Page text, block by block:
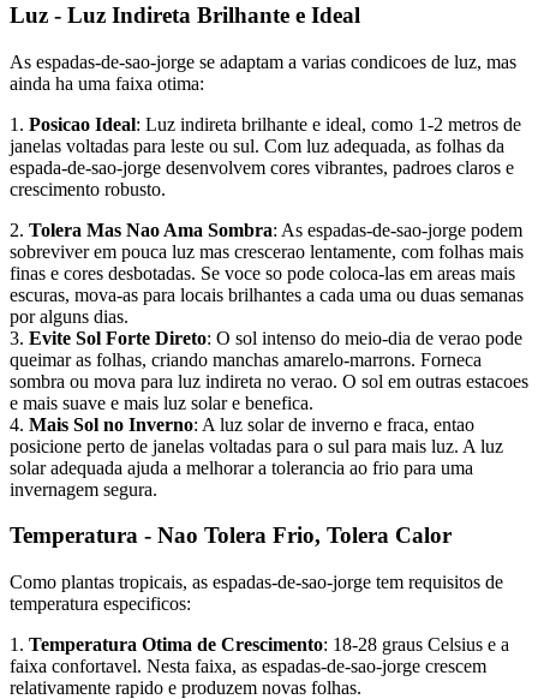
Luz - Luz Indireta Brilhante e Ideal
As espadas-de-sao-jorge se adaptam a varias condicoes de luz, mas
ainda ha uma faixa otima:
1. Posicao Ideal: Luz indireta brilhante e ideal, como 1-2 metros de
janelas voltadas para leste ou sul. Com luz adequada, as folhas da
espada-de-sao-jorge desenvolvem cores vibrantes, padroes claros e
crescimento robusto.
2. Tolera Mas Nao Ama Sombra: As espadas-de-sao-jorge podem
sobreviver em pouca luz mas crescerao lentamente, com folhas mais
finas e cores desbotadas. Se voce so pode coloca-las em areas mais
escuras, mova-as para locais brilhantes a cada uma ou duas semanas
por alguns dias.
3. Evite Sol Forte Direto: O sol intenso do meio-dia de verao pode
queimar as folhas, criando manchas amarelo-marrons. Forneca
sombra ou mova para luz indireta no verao. O sol em outras estacoes
e mais suave e mais luz solar e benefica.
4. Mais Sol no Inverno: A luz solar de inverno e fraca, entao
posicione perto de janelas voltadas para o sul para mais luz. A luz
solar adequada ajuda a melhorar a tolerancia ao frio para uma
invernagem segura.
Temperatura - Nao Tolera Frio, Tolera Calor
Como plantas tropicais, as espadas-de-sao-jorge tem requisitos de
temperatura especificos:
1. Temperatura Otima de Crescimento: 18-28 graus Celsius e a
faixa confortavel. Nesta faixa, as espadas-de-sao-jorge crescem
relativamente rapido e produzem novas folhas.